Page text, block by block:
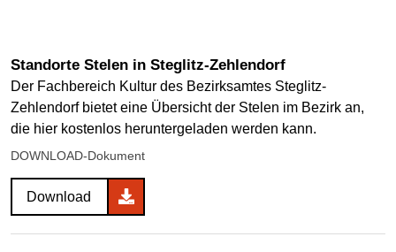
Standorte Stelen in Steglitz-Zehlendorf
Der Fachbereich Kultur des Bezirksamtes Steglitz-
Zehlendorf bietet eine Übersicht der Stelen im Bezirk an,
die hier kostenlos heruntergeladen werden kann.
DOWNLOAD-Dokument
Download